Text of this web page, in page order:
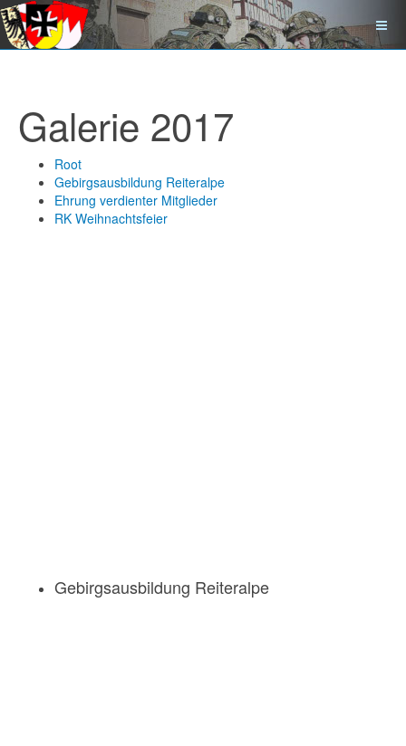
Galerie 2017
Root
Gebirgsausbildung Reiteralpe
Ehrung verdienter Mitglieder
RK Weihnachtsfeier
Gebirgsausbildung Reiteralpe